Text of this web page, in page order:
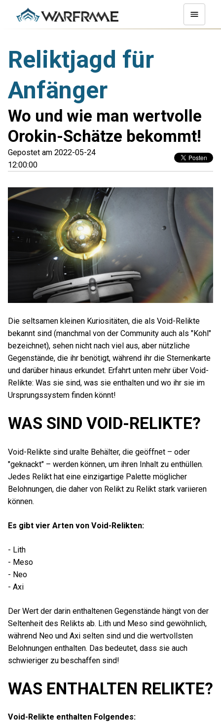
Reliktjagd für
Anfänger
Wo und wie man wertvolle
Orokin-Schätze bekommt!
Gepostet am 2022-05-24
12:00:00
Die seltsamen kleinen Kuriositäten, die als Void-Relikte
bekannt sind (manchmal von der Community auch als "Kohl"
bezeichnet), sehen nicht nach viel aus, aber nützliche
Gegenstände, die ihr benötigt, während ihr die Sternenkarte
und darüber hinaus erkundet. Erfahrt unten mehr über Void-
Relikte: Was sie sind, was sie enthalten und wo ihr sie im
Ursprungssystem finden könnt!
WAS SIND VOID-RELIKTE?
Void-Relikte sind uralte Behälter, die geöffnet – oder
"geknackt" – werden können, um ihren Inhalt zu enthüllen.
Jedes Relikt hat eine einzigartige Palette möglicher
Belohnungen, die daher von Relikt zu Relikt stark variieren
können.
Es gibt vier Arten von Void-Relikten:
- Lith
- Meso
- Neo
- Axi
Der Wert der darin enthaltenen Gegenstände hängt von der
Seltenheit des Relikts ab. Lith und Meso sind gewöhnlich,
während Neo und Axi selten sind und die wertvollsten
Belohnungen enthalten. Das bedeutet, dass sie auch
schwieriger zu beschaffen sind!
WAS ENTHALTEN RELIKTE?
Void-Relikte enthalten Folgendes: